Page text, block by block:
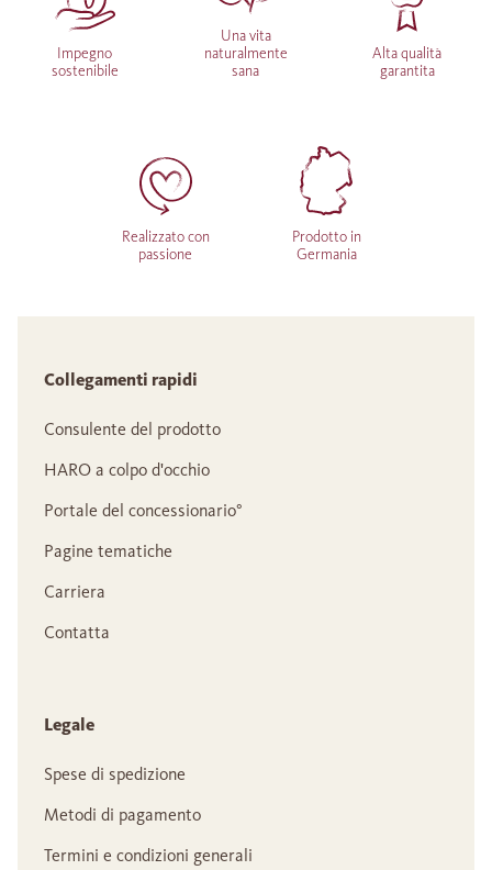
Impegno
sostenibile
Una vita
naturalmente
sana
Alta qualità
garantita
Realizzato con
passione
Prodotto in
Germania
Collegamenti rapidi
Consulente del prodotto
HARO a colpo d'occhio
Portale del concessionario°
Pagine tematiche
Carriera
Contatta
Legale
Spese di spedizione
Metodi di pagamento
Termini e condizioni generali